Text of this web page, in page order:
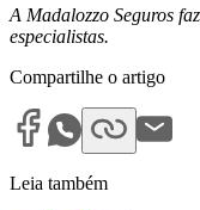
A Madalozzo Seguros
especialistas.
Compartilhe o artigo
Leia também